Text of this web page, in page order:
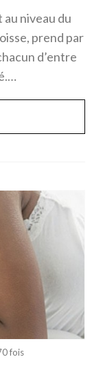
au niveau du
prend par
d’entre
fois